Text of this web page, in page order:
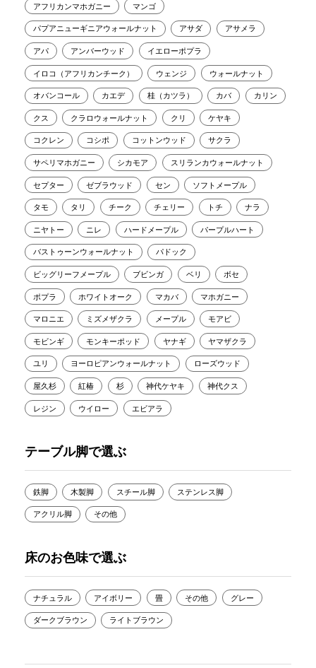
アフリカンマホガニー マンゴ
パプアニューギニアウォールナット アサダ アサメラ
アパ アンバーウッド イエローポプラ
イロコ（アフリカンチーク） ウェンジ ウォールナット
オバンコール カエデ 桂（カツラ） カバ カリン
クス クラロウォールナット クリ ケヤキ
コクレン コシポ コットンウッド サクラ
サペリマホガニー シカモア スリランカウォールナット
セプター ゼブラウッド セン ソフトメープル
タモ タリ チーク チェリー トチ ナラ
ニヤトー ニレ ハードメープル パープルハート
バストゥーンウォールナット パドック
ビッグリーフメープル ブビンガ ベリ ボセ
ポプラ ホワイトオーク マカバ マホガニー
マロニエ ミズメザクラ メープル モアビ
モビンギ モンキーポッド ヤナギ ヤマザクラ
ユリ ヨーロピアンウォールナット ローズウッド
屋久杉 紅椿 杉 神代ケヤキ 神代クス
レジン ウイロー エビアラ
テーブル脚で選ぶ
鉄脚 木製脚 スチール脚 ステンレス脚
アクリル脚 その他
床のお色味で選ぶ
ナチュラル アイボリー 畳 その他 グレー
ダークブラウン ライトブラウン